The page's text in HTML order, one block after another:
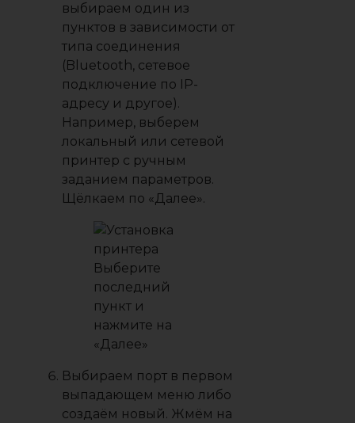
выбираем один из
пунктов в зависимости от
типа соединения
(Bluetooth, сетевое
подключение по IP-
адресу и другое).
Например, выберем
локальный или сетевой
принтер с ручным
заданием параметров.
Щёлкаем по «Далее».
Выберите
последний
пункт и
нажмите на
«Далее»
Выбираем порт в первом
выпадающем меню либо
создаём новый. Жмём на